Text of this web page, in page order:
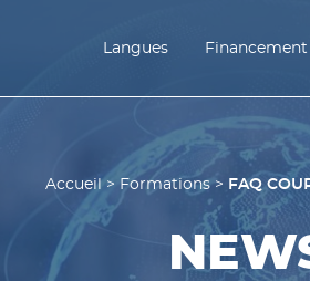
Langues Financement
Accueil> Formations> FAQ